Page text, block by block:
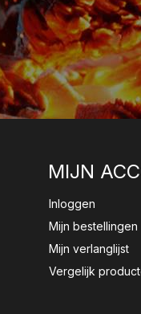
MIJN
Inloggen
Mijn bestellingen
Mijn verlanglijst
Vergelijk